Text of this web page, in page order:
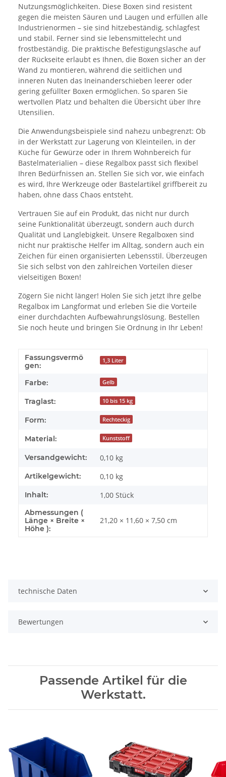
Nutzungsmöglichkeiten. Diese Boxen sind resistent
gegen die meisten Säuren und Laugen und erfüllen alle
Industrienormen – sie sind hitzebeständig, schlagfest
und stabil. Ferner sind sie lebensmittelecht und
frostbeständig. Die praktische Befestigungslasche auf
der Rückseite erlaubt es Ihnen, die Boxen sicher an der
Wand zu montieren, während die seitlichen und
inneren Nuten das Ineinanderschieben leerer oder
gering gefüllter Boxen ermöglichen. So sparen Sie
wertvollen Platz und behalten die Übersicht über Ihre
Utensilien.
Die Anwendungsbeispiele sind nahezu unbegrenzt: Ob
in der Werkstatt zur Lagerung von Kleinteilen, in der
Küche für Gewürze oder in Ihrem Wohnbereich für
Bastelmaterialien – diese Regalbox passt sich flexibel
Ihren Bedürfnissen an. Stellen Sie sich vor, wie einfach
es wird, Ihre Werkzeuge oder Bastelartikel griffbereit zu
haben, ohne dass Chaos entsteht.
Vertrauen Sie auf ein Produkt, das nicht nur durch
seine Funktionalität überzeugt, sondern auch durch
Qualität und Langlebigkeit. Unsere Regalboxen sind
nicht nur praktische Helfer im Alltag, sondern auch ein
Zeichen für einen organisierten Lebensstil. Überzeugen
Sie sich selbst von den zahlreichen Vorteilen dieser
vielseitigen Boxen!
Zögern Sie nicht länger! Holen Sie sich jetzt Ihre gelbe
Regalbox im Langformat und erleben Sie die Vorteile
einer durchdachten Aufbewahrungslösung. Bestellen
Sie noch heute und bringen Sie Ordnung in Ihr Leben!
Fassungsvermö
gen:
1,3 Liter
Farbe: Gelb
Traglast: 10 bis 15 kg
Form: Rechteckig
Material: Kunststoff
Versandgewicht: 0,10 kg
Artikelgewicht: 0,10 kg
Inhalt: 1,00 Stück
Abmessungen (
Länge × Breite ×
Höhe ):
21,20 × 11,60 × 7,50 cm
technische Daten
Bewertungen
Passende Artikel für die
Werkstatt.